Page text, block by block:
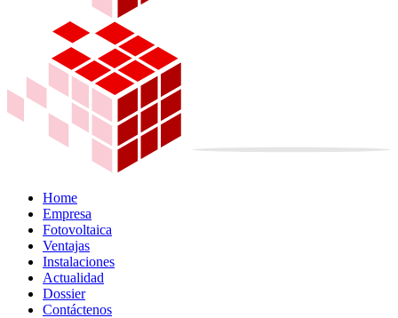
Home
Empresa
Fotovoltaica
Ventajas
Instalaciones
Actualidad
Dossier
Contáctenos